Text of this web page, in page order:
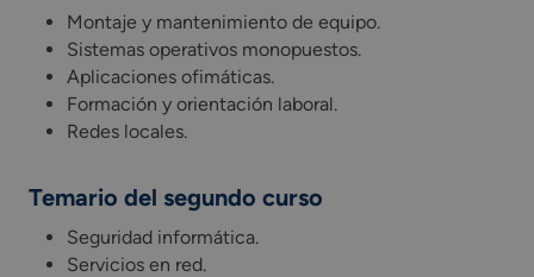
Montaje y mantenimiento de equipo.
Sistemas operativos monopuestos.
Aplicaciones ofimáticas.
Formación y orientación laboral.
Redes locales.
Temario del segundo curso
Seguridad informática.
Servicios en red.